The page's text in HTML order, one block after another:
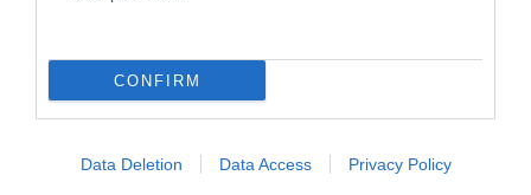
CONFIRM
Data Deletion Data Access Privacy Policy
INFLÁCIÓ MAGYARORSZÁGON
2026. augusztus 07